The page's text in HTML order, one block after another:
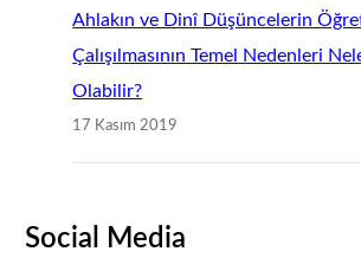
Ahlakın ve Dinî Düşüncelerin
Çalışılmasının Temel Nedenleri
Olabilir?
17 Kasım 2019
Social Media